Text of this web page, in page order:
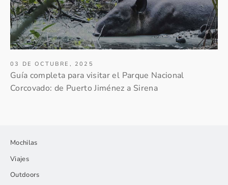
03 DE OCTUBRE, 2025
Guía completa para visitar el Parque Nacional
Corcovado: de Puerto Jiménez a Sirena
Mochilas
Viajes
Outdoors